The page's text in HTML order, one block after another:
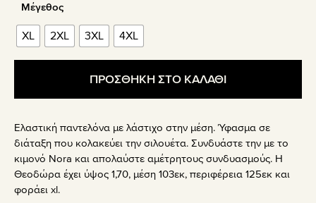
Μέγεθος
XL 2XL 3XL 4XL
ΠΡΟΣΘΗΚΗ ΣΤΟ ΚΑΛΑΘΙ
Ελαστική παντελόνα με λάστιχο στην μέση. Ύφασμα σε
διάταξη που κολακεύει την σιλουέτα. Συνδυάστε την με το
κιμονό Nora και απολαύστε αμέτρητους συνδυασμούς. Η
Θεοδώρα έχει ύψος 1,70, μέση 103εκ, περιφέρεια 125εκ και
φοράει xl.